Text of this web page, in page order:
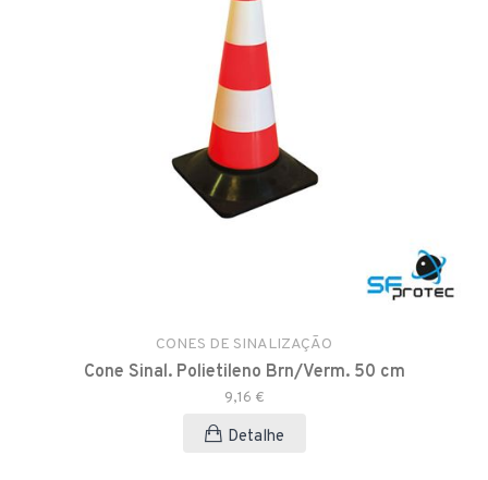
CONES DE SINALIZAÇÃO
Cone Sinal. Polietileno Brn/Verm. 50 cm
9,16 €
Detalhe